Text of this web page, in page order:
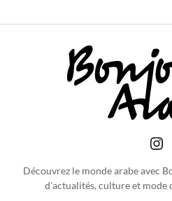
Découvrez le monde arabe avec
d'actualités, culture et mode